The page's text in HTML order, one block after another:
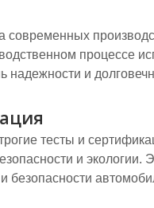
современных
процессе
надежности и
тесты и
и экологии.
безопасности